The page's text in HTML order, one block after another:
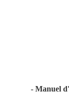
- Manuel